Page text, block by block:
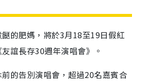
的肥媽，將於3月18至19日假紅
誼長存30週年演唱會》。
的告別演唱會，超過20名嘉賓合